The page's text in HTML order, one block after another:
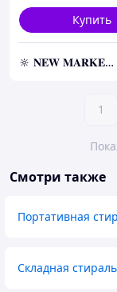
Купить
🔆 𝐍𝐄𝐖 𝐌𝐀𝐑𝐊𝐄𝐓 🔆 – Продукция премиум-класса от официального представителя!
1
Смотри также
Портативная
Складная